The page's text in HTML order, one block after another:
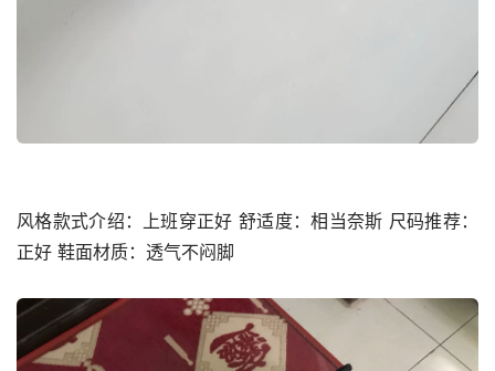
风格款式介绍：上班穿正好 舒适度：相当奈斯 尺码推荐：
正好 鞋面材质：透气不闷脚